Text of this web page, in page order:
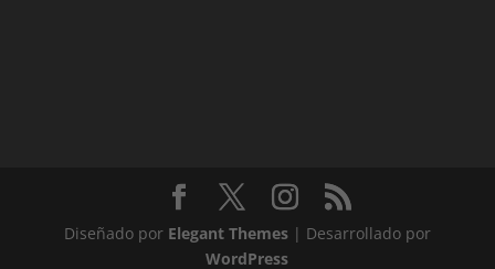
Diseñado por Elegant Themes| Desarrollado por
WordPress